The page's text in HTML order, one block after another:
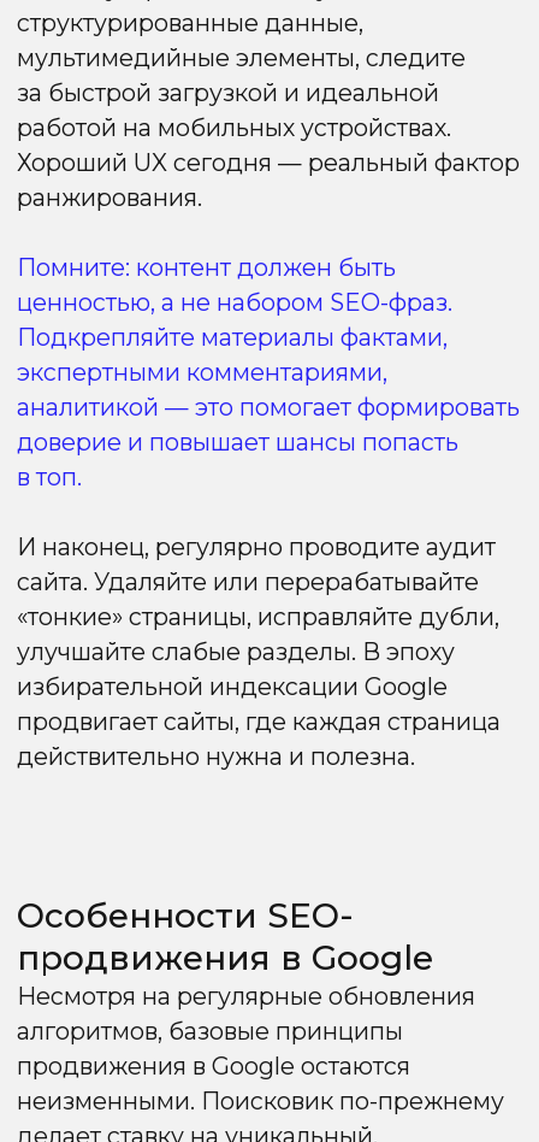
не участвуют в продвижении.
Повышение релевантности
уникальные, тематически значимые
по визуальному поиску.
Оптимизация видео
Эффективное продвижение видео
в Google требует системного подхода.
Основные методы:
Структурирование видео
Оптимизация метаданных
Название, описание и теги видео
должны включать ключевые слова
и LSI‑семантику, уточняющую
и дополняющую основной контент.
Текстовая расшифровка
Сопровождайте видео транскриптом.